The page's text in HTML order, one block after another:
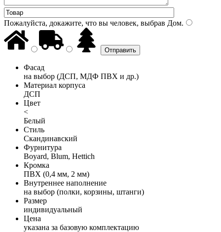
Пожалуйста, докажите, что вы человек, выбрав Дом.
Фасад
на выбор (ДСП, МДФ ПВХ и др.)
Материал корпуса
ДСП
Цвет
<
Белый
Стиль
Скандинавский
Фурнитура
Boyard, Blum, Hettich
Кромка
ПВХ (0,4 мм, 2 мм)
Внутреннее наполнение
на выбор (полки, корзины, штанги)
Размер
индивидуальный
Цена
указана за базовую комплектацию